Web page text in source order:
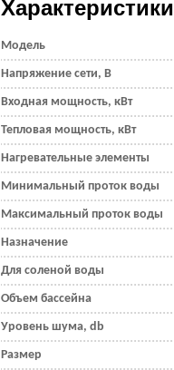
Характеристики
Модель
Напряжение сети, В
Входная мощность, кВт
Тепловая мощность, кВт
Нагревательные элементы
Минимальный проток воды
Максимальный проток воды
Назначение
Для соленой воды
Объем бассейна
Уровень шума, db
Размер